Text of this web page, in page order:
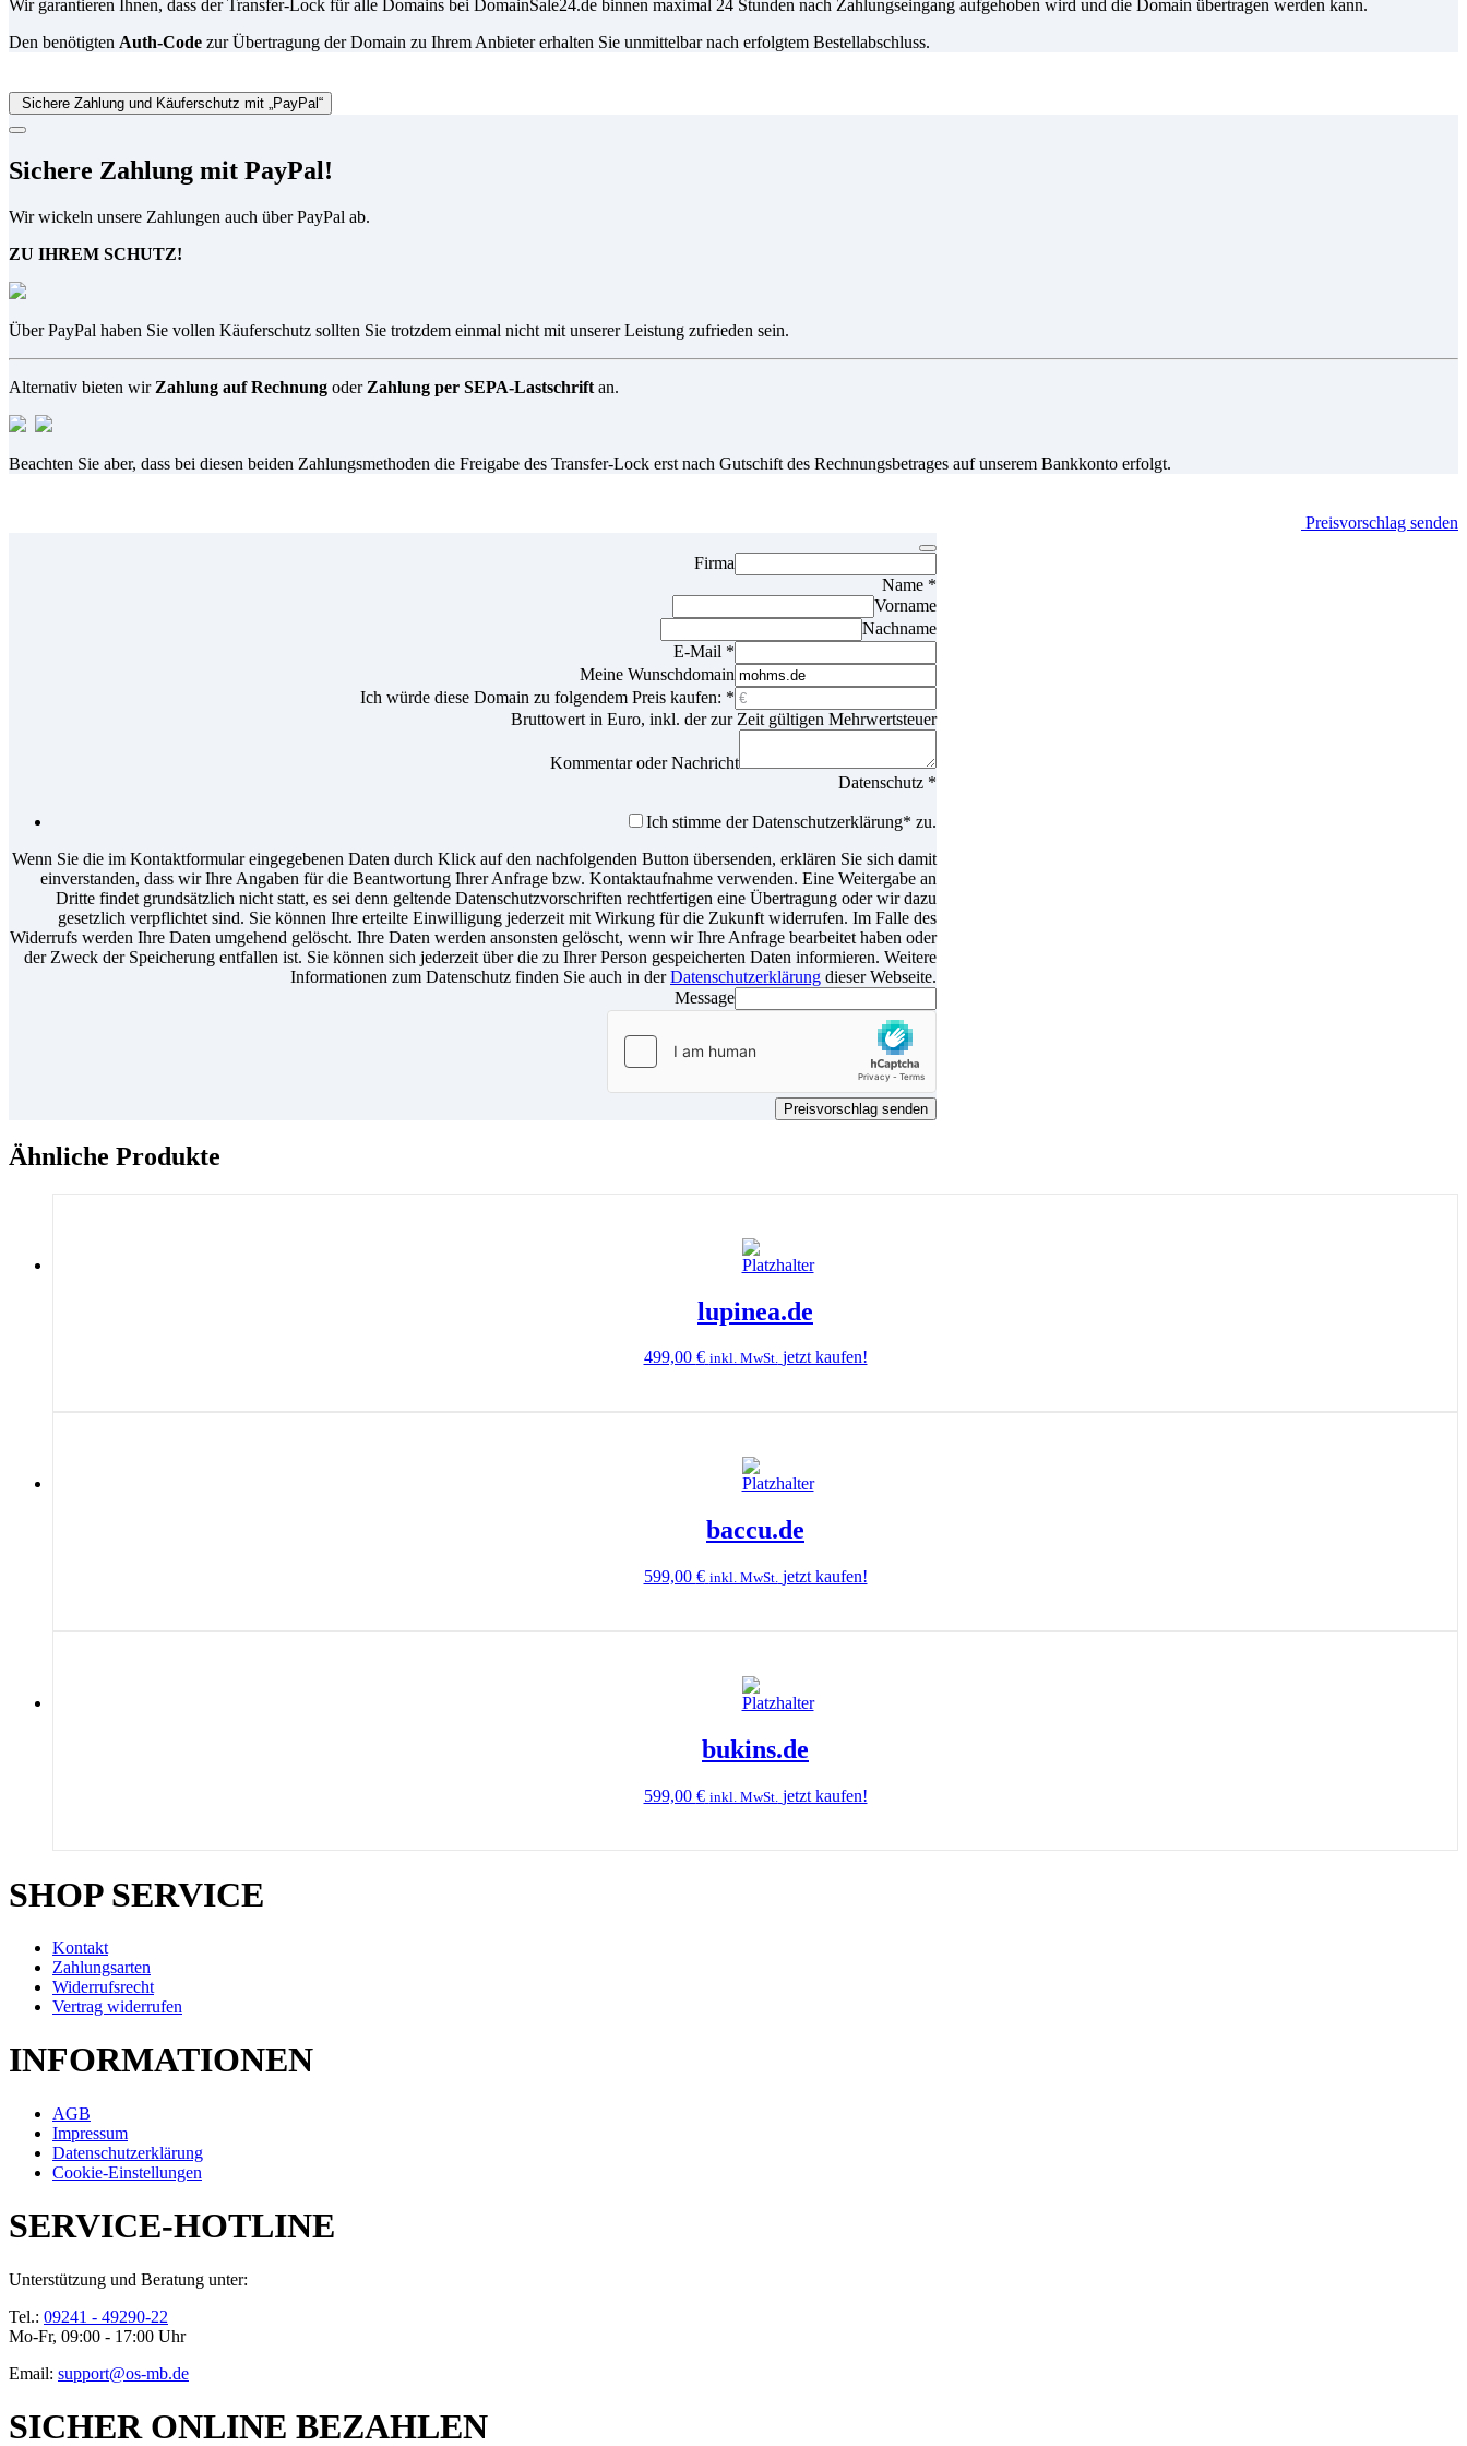
Wir garantieren Ihnen, dass der Transfer-Lock für alle Domains bei DomainSale24.de binnen maximal 24 Stunden nach Zahlungseingang aufgehoben wird und die Domain übertragen werden kann.
Den benötigten Auth-Code zur Übertragung der Domain zu Ihrem Anbieter erhalten Sie unmittelbar nach erfolgtem Bestellabschluss.
Sichere Zahlung und Käuferschutz mit „PayPal“
Sichere Zahlung mit PayPal!
Wir wickeln unsere Zahlungen auch über PayPal ab.
ZU IHREM SCHUTZ!
Über PayPal haben Sie vollen Käuferschutz sollten Sie trotzdem einmal nicht mit unserer Leistung zufrieden sein.
Alternativ bieten wir Zahlung auf Rechnung oder Zahlung per SEPA-Lastschrift an.
Beachten Sie aber, dass bei diesen beiden Zahlungsmethoden die Freigabe des Transfer-Lock erst nach Gutschift des Rechnungsbetrages auf unserem Bankkonto erfolgt.
Preisvorschlag senden
Firma
Name *
Vorname
Nachname
E-Mail *
Meine Wunschdomain
Ich würde diese Domain zu folgendem Preis kaufen: *
Bruttowert in Euro, inkl. der zur Zeit gültigen Mehrwertsteuer
Kommentar oder Nachricht
Datenschutz *
Ich stimme der Datenschutz­erklärung* zu.
Wenn Sie die im Kontaktformular eingegebenen Daten durch Klick auf den nachfolgenden Button übersenden, erklären Sie sich damit
einverstanden, dass wir Ihre Angaben für die Beantwortung Ihrer Anfrage bzw. Kontaktaufnahme verwenden. Eine Weitergabe an
Dritte findet grundsätzlich nicht statt, es sei denn geltende Datenschutzvorschriften rechtfertigen eine Übertragung oder wir dazu
gesetzlich verpflichtet sind. Sie können Ihre erteilte Einwilligung jederzeit mit Wirkung für die Zukunft widerrufen. Im Falle des
Widerrufs werden Ihre Daten umgehend gelöscht. Ihre Daten werden ansonsten gelöscht, wenn wir Ihre Anfrage bearbeitet haben oder
der Zweck der Speicherung entfallen ist. Sie können sich jederzeit über die zu Ihrer Person gespeicherten Daten informieren. Weitere
Informationen zum Datenschutz finden Sie auch in derDatenschutzerklärung dieser Webseite.
Message
Preisvorschlag senden
Ähnliche Produkte
lupinea.de
499,00 € inkl. MwSt. jetzt kaufen!
baccu.de
599,00 € inkl. MwSt. jetzt kaufen!
bukins.de
599,00 € inkl. MwSt. jetzt kaufen!
SHOP SERVICE
Kontakt
Zahlungsarten
Widerrufsrecht
Vertrag widerrufen
INFORMATIONEN
AGB
Impressum
Datenschutzerklärung
Cookie-Einstellungen
SERVICE-HOTLINE
Unterstützung und Beratung unter:
Tel.: 09241 - 49290-22
Mo-Fr, 09:00 - 17:00 Uhr
Email: support@os-mb.de
SICHER ONLINE BEZAHLEN